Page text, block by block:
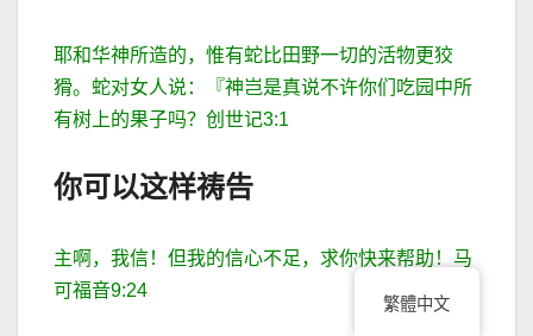
耶和华神所造的，惟有蛇比田野一切的活物更狡
猾。蛇对女人说：『神岂是真说不许你们吃园中所
有树上的果子吗？创世记3:1
你可以这样祷告
主啊，我信！但我的信心不足，求你快来帮助！马
可福音9:24
繁體中文